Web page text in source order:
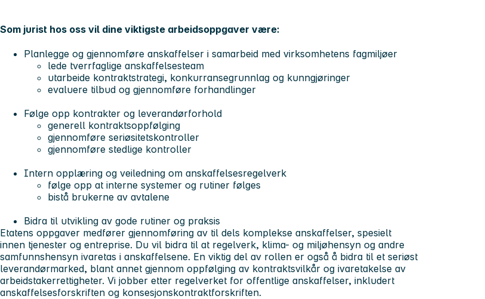
Som jurist hos oss vil dine viktigste arbeidsoppgaver være:
Planlegge og gjennomføre anskaffelser i samarbeid med virksomhetens fagmiljøer
lede tverrfaglige anskaffelsesteam
utarbeide kontraktstrategi, konkurransegrunnlag og kunngjøringer
evaluere tilbud og gjennomføre forhandlinger
Følge opp kontrakter og leverandørforhold
generell kontraktsoppfølging
gjennomføre seriøsitetskontroller
gjennomføre stedlige kontroller
Intern opplæring og veiledning om anskaffelsesregelverk
følge opp at interne systemer og rutiner følges
bistå brukerne av avtalene
Bidra til utvikling av gode rutiner og praksis
Etatens oppgaver medfører gjennomføring av til dels komplekse anskaffelser, spesielt
innen tjenester og entreprise. Du vil bidra til at regelverk, klima- og miljøhensyn og andre
samfunnshensyn ivaretas i anskaffelsene. En viktig del av rollen er også å bidra til et seriøst
leverandørmarked, blant annet gjennom oppfølging av kontraktsvilkår og ivaretakelse av
arbeidstakerrettigheter. Vi jobber etter regelverket for offentlige anskaffelser, inkludert
anskaffelsesforskriften og konsesjonskontraktforskriften.